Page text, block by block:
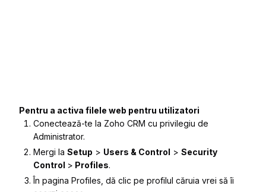
Pentru a activa filele web pentru utilizatori
Conectează-te la Zoho CRM cu privilegiu de
Administrator.
Mergi la Setup > Users & Control > Security
Control > Profiles.
În pagina Profiles , dă clic pe profilul căruia vrei să îi